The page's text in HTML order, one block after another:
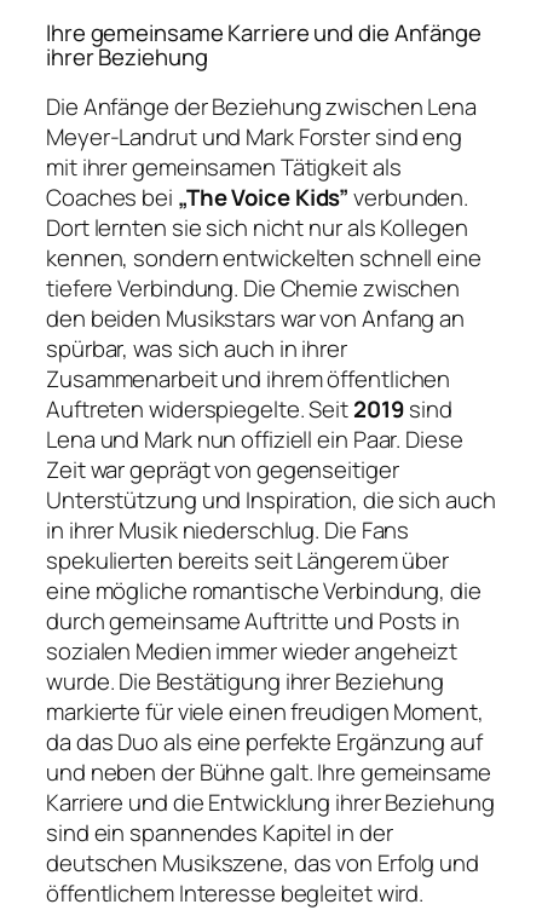
Ihre gemeinsame Karriere und die Anfänge
ihrer Beziehung
Die Anfänge der Beziehung zwischen Lena
Meyer-Landrut und Mark Forster sind eng
mit ihrer gemeinsamen Tätigkeit als
Coaches bei „The Voice Kids”verbunden.
Dort lernten sie sich nicht nur als Kollegen
kennen, sondern entwickelten schnell eine
tiefere Verbindung. Die Chemie zwischen
den beiden Musikstars war von Anfang an
spürbar, was sich auch in ihrer
Zusammenarbeit und ihrem öffentlichen
Auftreten widerspiegelte. Seit2019sind
Lena und Mark nun offiziell ein Paar. Diese
Zeit war geprägt von gegenseitiger
Unterstützung und Inspiration, die sich auch
in ihrer Musik niederschlug. Die Fans
spekulierten bereits seit Längerem über
eine mögliche romantische Verbindung, die
durch gemeinsame Auftritte und Posts in
sozialen Medien immer wieder angeheizt
wurde. Die Bestätigung ihrer Beziehung
markierte für viele einen freudigen Moment,
da das Duo als eine perfekte Ergänzung auf
und neben der Bühne galt. Ihre gemeinsame
Karriere und die Entwicklung ihrer Beziehung
sind ein spannendes Kapitel in der
deutschen Musikszene, das von Erfolg und
öffentlichem Interesse begleitet wird.